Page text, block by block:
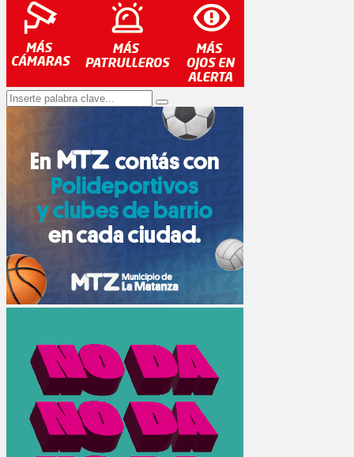
Search
for:
Search